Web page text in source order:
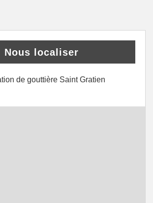
Nous localiser
de gouttière Saint Gratien